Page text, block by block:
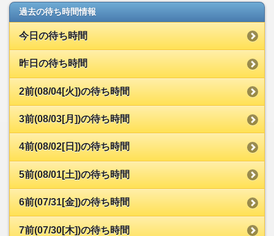
過去の待ち時間情報
今日の待ち時間
昨日の待ち時間
2前(08/04[火])の待ち時間
3前(08/03[月])の待ち時間
4前(08/02[日])の待ち時間
5前(08/01[土])の待ち時間
6前(07/31[金])の待ち時間
7前(07/30[木])の待ち時間